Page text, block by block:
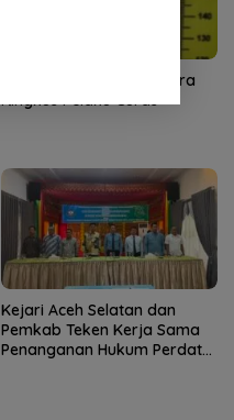
URC Polres Aceh Tenggara
Ringkus Pelaku Curas
Kejari Aceh Selatan dan
Pemkab Teken Kerja Sama
Penanganan Hukum Perdata